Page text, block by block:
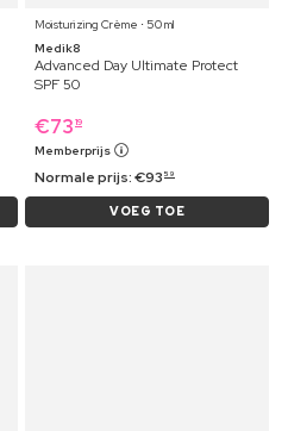
Moisturizing Crème ⋅ 50 ml
Medik8
Advanced Day Ultimate Protect
SPF 50
€73 19
Memberprijs
Normale prijs:€93 59
VOEG TOE